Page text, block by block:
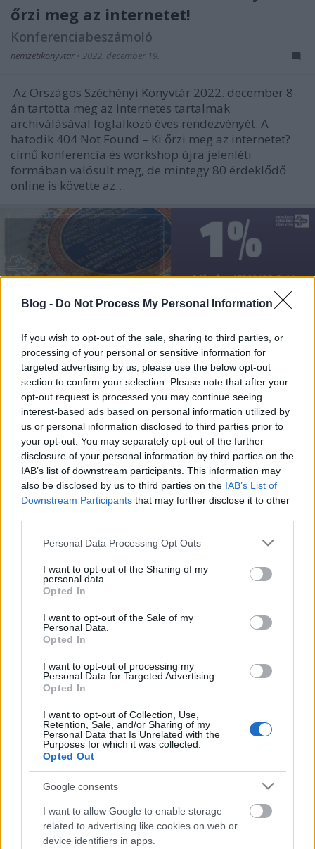
Blog - Do Not Process My Personal Information
If you wish to opt-out of the sale, sharing to third parties, or
processing of your personal or sensitive information for
targeted advertising by us, please use the below opt-out
section to confirm your selection. Please note that after your
opt-out request is processed you may continue seeing
interest-based ads based on personal information utilized by
us or personal information disclosed to third parties prior to
your opt-out. You may separately opt-out of the further
disclosure of your personal information by third parties on the
IAB’s list of downstream participants. This information may
also be disclosed by us to third parties on the IAB’s List of
Downstream Participants that may further disclose it to other
Please note that this website/app uses one or more Google
not limited to your visit or usage behaviour. You may click to
grant or deny consent to Google and its third-party tags to
use your data for below specified purposes in below Google
consent section.
Personal Data Processing Opt Outs
I want to opt-out of the Sharing of my
personal data.
Opted In
I want to opt-out of the Sale of my
Personal Data.
Opted In
I want to opt-out of processing my
Personal Data for Targeted Advertising.
Opted In
I want to opt-out of Collection, Use,
Retention, Sale, and/or Sharing of my
Personal Data that Is Unrelated with the
Purposes for which it was collected.
Opted Out
Google consents
I want to allow Google to enable storage
related to advertising like cookies on web or
device identifiers in apps.
őrzi meg az internetet!
Konferenciabeszámoló
nemzetikonyvtar • 2022. december 19.
Az Országos Széchényi Könyvtár 2022. december 8-
án tartotta meg az internetes tartalmak
archiválásával foglalkozó éves rendezvényét. A
hatodik 404 Not Found – Ki őrzi meg az internetet?
című konferencia és workshop újra jelenléti
formában valósult meg, de mintegy 80 érdeklődő
online is követte az…
weboldalt aratott le a nemzeti
Az Országos Széchényi Könyvtár webarchívuma
nemzetikonyvtar •2022. szeptember 02.
Az OSZK webarchívuma azzal a céllal jött létre, hogy
időszakban nyilvánosan elérhető, a magyar
közönségnek szánt és a kulturális örökség részét
képező online tartalomkínálatról, a hungarikumok
körébe tartozó elektronikus dokumentumokról. Az
elsődleges…